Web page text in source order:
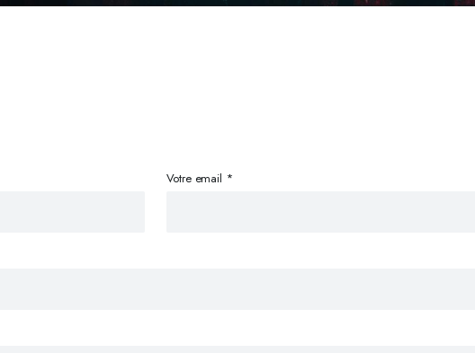
Votre email *